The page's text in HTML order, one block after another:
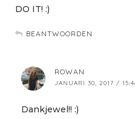
DO IT! :)
BEANTWOORDEN
ROWAN
JANUARI 30, 2017 /
Dankjewel!! :)